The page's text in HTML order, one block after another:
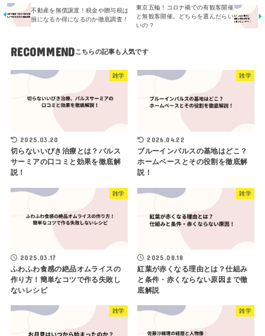
不動産を無償譲渡！税金や贈与税は
損になるか得になるのか徹底調査！
東京五輪！コロナ禍での有観客開催
と無観客開催。どちらを選んだらい
いの？
RECOMMEND
雑学
2025.03.20
切らないいびき治療とは？パルス
サーミアの口コミと効果を徹底解
説！
雑学
2026.04.22
ブルーインパルスの基地はどこ？
ホームベースとその役割を徹底解
説！
雑学
2025.03.17
ふわふわ食感の絶品オムライスの
作り方！簡単なコツで作る失敗し
ないレシピ
雑学
2025.08.18
紅葉が赤くなる理由とは？仕組み
と条件・赤くならない原因まで徹
底解説
雑学 雑学